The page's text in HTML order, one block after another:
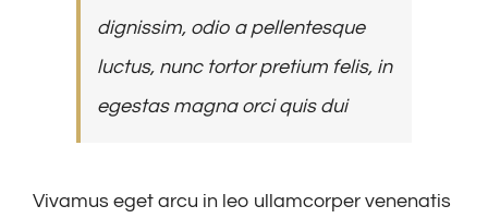
dignissim, odio a pellentesque
luctus, nunc tortor pretium felis, in
egestas magna orci quis dui
Vivamus eget arcu in leo ullamcorper venenatis